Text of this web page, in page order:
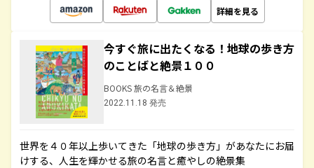
詳細を見る
今すぐ旅に出たくなる！地球の歩き方
のことばと絶景１００
BOOKS 旅の名言＆絶景
2022.11.18 発売
世界を４０年以上歩いてきた「地球の歩き方」があなたにお届
けする、人生を輝かせる旅の名言と癒やしの絶景集